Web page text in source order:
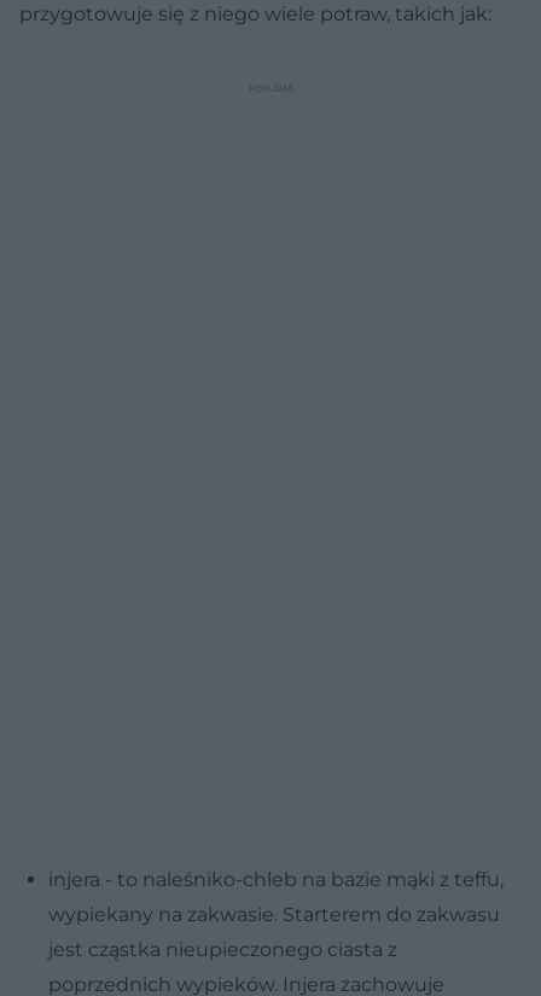
przygotowuje się z niego wiele potraw, takich jak:
injera - to naleśniko-chleb na bazie mąki z teffu,
wypiekany na zakwasie. Starterem do zakwasu
jest cząstka nieupieczonego ciasta z
poprzednich wypieków. Injera zachowuje